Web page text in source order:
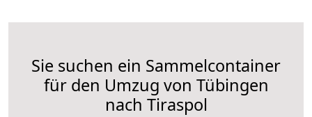
Sie suchen ein Sammelcontainer
für den Umzug von Tübingen
nach Tiraspol